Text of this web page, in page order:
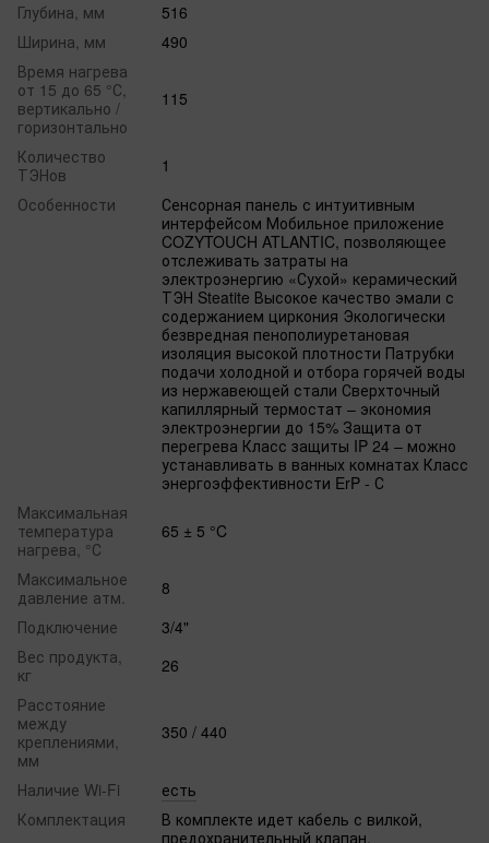
Глубина, мм
516
Ширина, мм
490
Время нагрева
от 15 до 65 °С,
вертикально /
горизонтально
115
Количество
ТЭНов
1
Особенности
Сенсорная панель с интуитивным
интерфейсом Мобильное приложение
COZYTOUCH ATLANTIC, позволяющее
отслеживать затраты на
электроэнергию «Сухой» керамический
ТЭН Steatite Высокое качество эмали с
содержанием циркония Экологически
безвредная пенополиуретановая
изоляция высокой плотности Патрубки
подачи холодной и отбора горячей воды
из нержавеющей стали Сверхточный
капиллярный термостат – экономия
электроэнергии до 15% Защита от
перегрева Класс защиты IP 24 – можно
устанавливать в ванных комнатах Класс
энергоэффективности ErP - С
Максимальная
температура
нагрева, °С
65 ± 5 °C
Максимальное
давление атм.
8
Подключение
3/4"
Вес продукта,
кг
26
Расстояние
между
креплениями,
мм
350 / 440
Наличие Wi-Fi
есть
Комплектация
В комплекте идет кабель с вилкой,
предохранительный клапан,